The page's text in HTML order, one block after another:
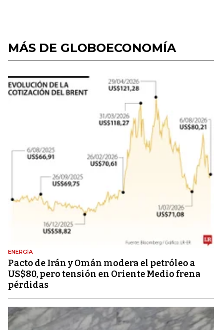
MÁS DE GLOBOECONOMÍA
ENERGÍA
Pacto de Irán y Omán modera el petróleo a
US$80, pero tensión en Oriente Medio frena
pérdidas